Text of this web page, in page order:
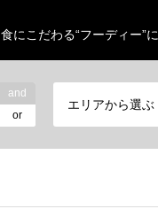
食にこだわる“フーディー”に
and
or
エリアから選ぶ